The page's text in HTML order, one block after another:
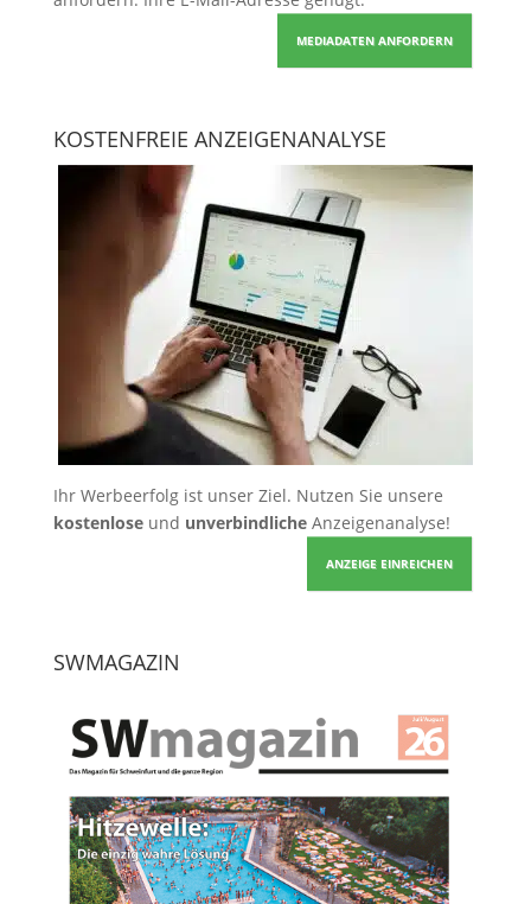
MEDIADATEN ANFORDERN
KOSTENFREIE ANZEIGENANALYSE
Ihr Werbeerfolg ist unser Ziel. Nutzen Sie unsere
kostenloseund unverbindlicheAnzeigenanalyse!
ANZEIGE EINREICHEN
SWMAGAZIN